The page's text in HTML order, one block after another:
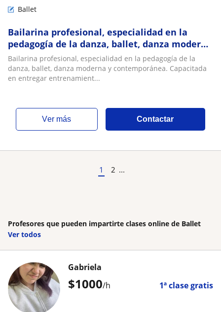
Ballet
Bailarina profesional, especialidad en la
pedagogía de la danza, ballet, danza moderna
y contemporánea. Capacitada en entregar
entrenamientos personalizados que se
pueden ser enfocados en fuerza y elasticidad
Bailarina profesional, especialidad en la pedagogía de la
danza, ballet, danza moderna y contemporánea. Capacitada
en entregar entrenamient...
ver más Contactar
1 2 ...
Profesores que pueden impartirte clases online de Ballet
Ver todos
$1000/h 1ª clase gratis
Gabriela